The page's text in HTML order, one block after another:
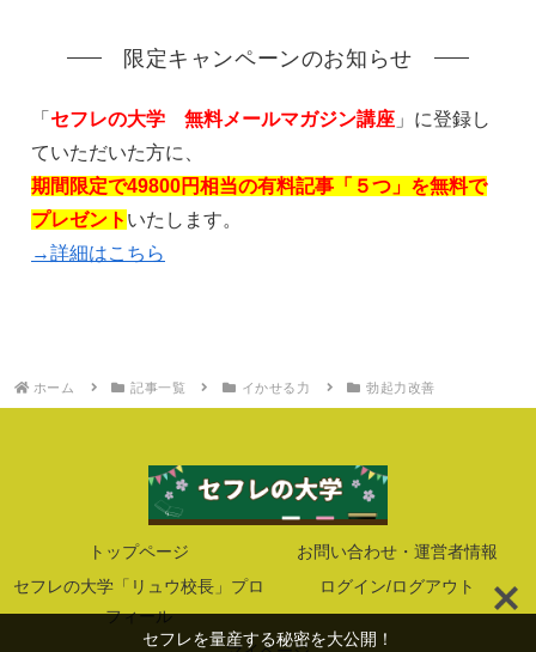
限定キャンペーンのお知らせ
「 セフレの大学 無料メールマガジン講座 」に登録し
ていただいた方に、
期間限定で49800円相当の有料記事「５つ」を無料で
プレゼント いたします。
→詳細はこちら
ホーム 記事一覧 イかせる力 勃起力改善
トップページ
お問い合わせ・運営者情報
セフレの大学「リュウ校長」プロ
フィール
ログイン/ログアウト
セフレを量産する秘密を大公開！